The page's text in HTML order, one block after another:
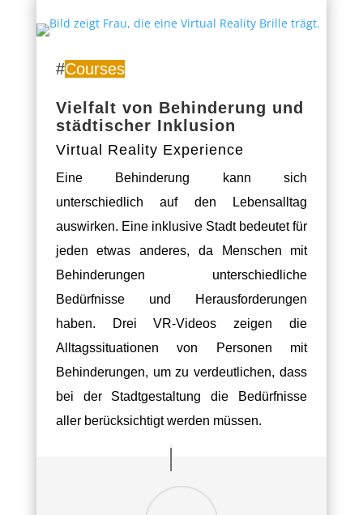
#Courses
Vielfalt von Behinderung und
städtischer Inklusion
Virtual Reality Experience
Eine Behinderung kann sich
unterschiedlich auf den Lebensalltag
auswirken. Eineinklusive Stadt bedeutet für
jeden etwas anderes, da Menschen mit
Behinderungen unterschiedliche
Bedürfnisse und Herausforderungen
haben. Drei VR-Videos zeigen die
Alltagssituationen von Personen mit
Behinderungen, um zu verdeutlichen, dass
bei der Stadtgestaltung die Bedürfnisse
aller berücksichtigt werden müssen.